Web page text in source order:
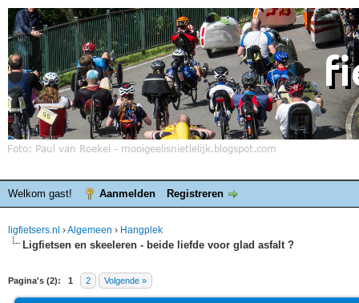
Welkom gast! Aanmelden Registreren
ligfietsers.nl ›Algemeen › Hangplek
Ligfietsen en skeeleren - beide liefde voor glad asfalt ?
Pagina's (2): 1 2 Volgende »
waardering is 0